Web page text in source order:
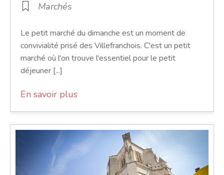
Marchés
Le petit marché du dimanche est un moment de
convivialité prisé des Villefranchois. C'est un petit
marché où l'on trouve l'essentiel pour le petit
déjeuner [...]
En savoir plus